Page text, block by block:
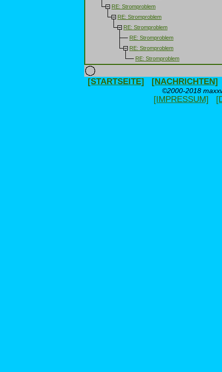
RE: Stromproblem
RE: Stromproblem
RE: Stromproblem
RE: Stromproblem
RE: Stromproblem
RE: Stromproblem
[STARTSEITE] [NACHRICHTEN]
©2000-2018
[IMPRESSUM]